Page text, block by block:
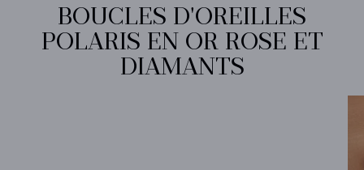
BOUCLES D'OREILLES
POLARIS EN OR ROSE ET
DIAMANTS